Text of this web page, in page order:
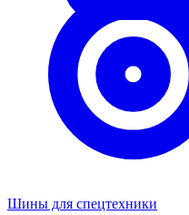
Шины для спецтехники